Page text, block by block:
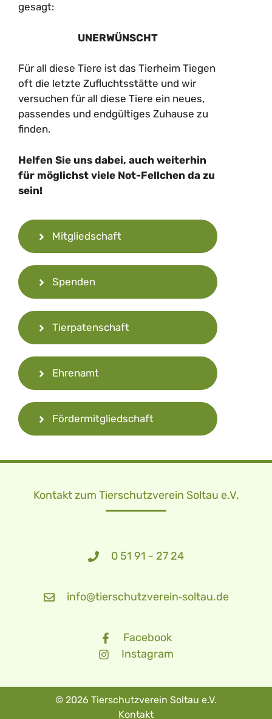
gesagt:
UNERWÜNSCHT
Für all diese Tiere ist das Tierheim Tiegen
oft die letzte Zufluchtsstätte und wir
versuchen für all diese Tiere ein neues,
passendes und endgültiges Zuhause zu
finden.
Helfen Sie uns dabei, auch weiterhin
für möglichst viele Not-Fellchen da zu
sein!
Mitgliedschaft
Spenden
Tierpatenschaft
Ehrenamt
Fördermitgliedschaft
Kontakt zum Tierschutzverein Soltau e.V.
0 51 91 - 27 24
info@tierschutzverein‑soltau.de
Facebook
Instagram
© 2026 Tierschutzverein Soltau e.V.
Kontakt